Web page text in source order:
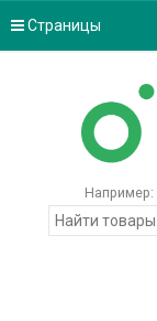
Страницы
Например: